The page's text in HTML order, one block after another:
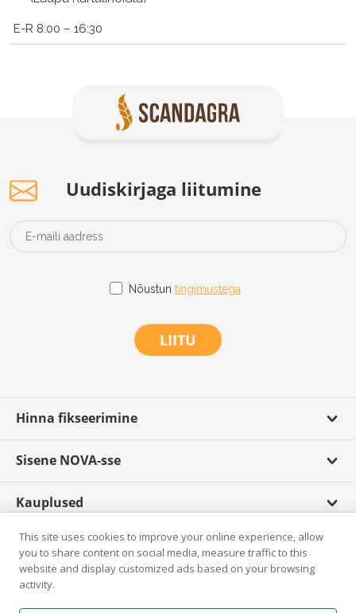
E-R 8:00 – 16:30
Uudiskirjaga liitumine
Nõustun tingimustega
LIITU
Hinna fikseerimine
Sisene NOVA-sse
Kauplused
Scandagra TV
Rikkumisest teatamine
This site uses cookies to improve your online experience, allow
you to share content on social media, measure traffic to this
website and display customized ads based on your browsing
activity.